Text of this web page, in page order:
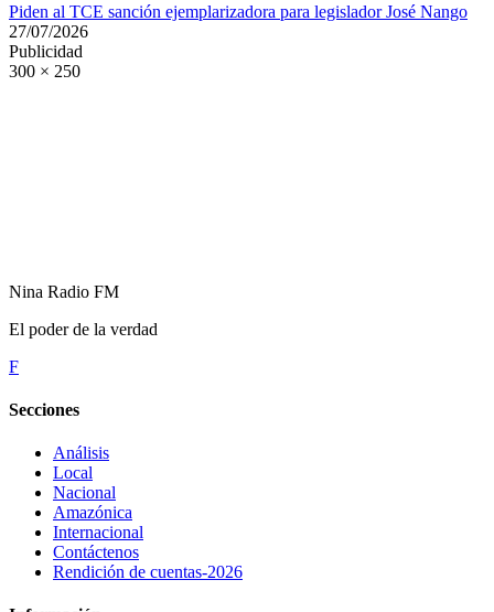
Piden al TCE sanción ejemplarizadora para legislador José Nango
27/07/2026
Publicidad
300 × 250
Nina Radio FM
El poder de la verdad
F
Secciones
Análisis
Local
Nacional
Amazónica
Internacional
Contáctenos
Rendición de cuentas-2026